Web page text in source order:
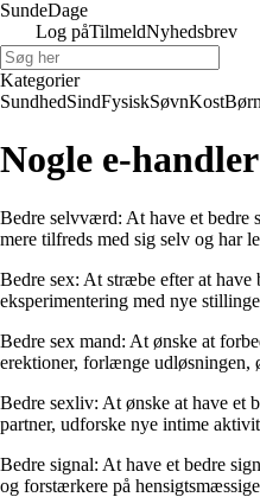
SundeDage
Log påTilmeldNyhedsbrev
Kategorier
SundhedSindFysiskSøvnKostBørn
Nogle e-
Bedre selvværd: At have et bedre
mere tilfreds med sig selv og har
Bedre sex: At stræbe efter at
eksperimentering med nye
Bedre sex mand: At ønske at
erektioner, forlænge udløsningen,
Bedre sexliv: At ønske at have et
partner, udforske nye intime
Bedre signal: At have et bedre
og forstærkere på